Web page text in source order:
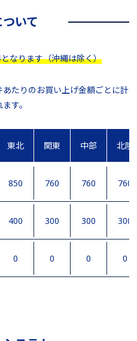
いて
なります（沖縄は除く）
たりのお買い上げ金額ごとに計
す。
東北 関東 中部 北陸
850 760 760 760
400 300 300 300
0 0 0 0